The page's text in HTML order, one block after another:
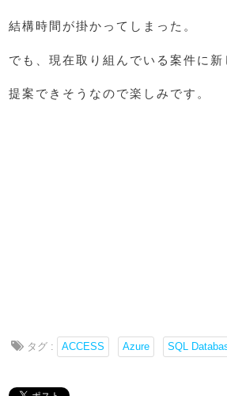
結構時間が掛かってしまった。
でも、現在取り組んでいる案件に
提案できそうなので楽しみです。
タグ : ACCESS Azure SQL